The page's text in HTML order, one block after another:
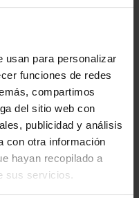
usan para personalizar
funciones de redes
compartimos
del sitio web con
publicidad y análisis
con otra información
hayan recopilado a
sus servicios.
(Collective 9th
en Burdeos.
donde los artistas
de jazz
con previa reserva
transfronterizo
en 2016 y que